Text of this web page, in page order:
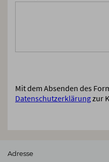
Mit dem Absenden des
Datenschutzerklärungzur
Adresse